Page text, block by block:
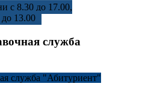
с 8.30 до 17.00,
13.00
служба
служба "Абитуриент"